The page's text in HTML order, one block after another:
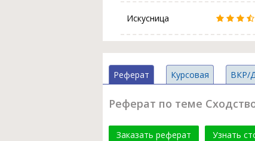
Искусница
Реферат Курсовая ВКР/
Реферат по теме
Заказать реферат Узнать